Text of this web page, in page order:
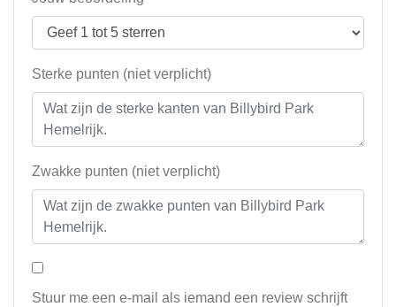
Sterke punten (niet verplicht)
Zwakke punten (niet verplicht)
Stuur me een e-mail als iemand een review schrijft